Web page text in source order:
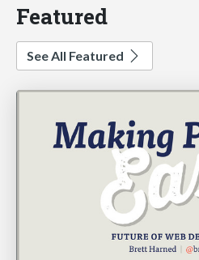
Featured
See All Featured